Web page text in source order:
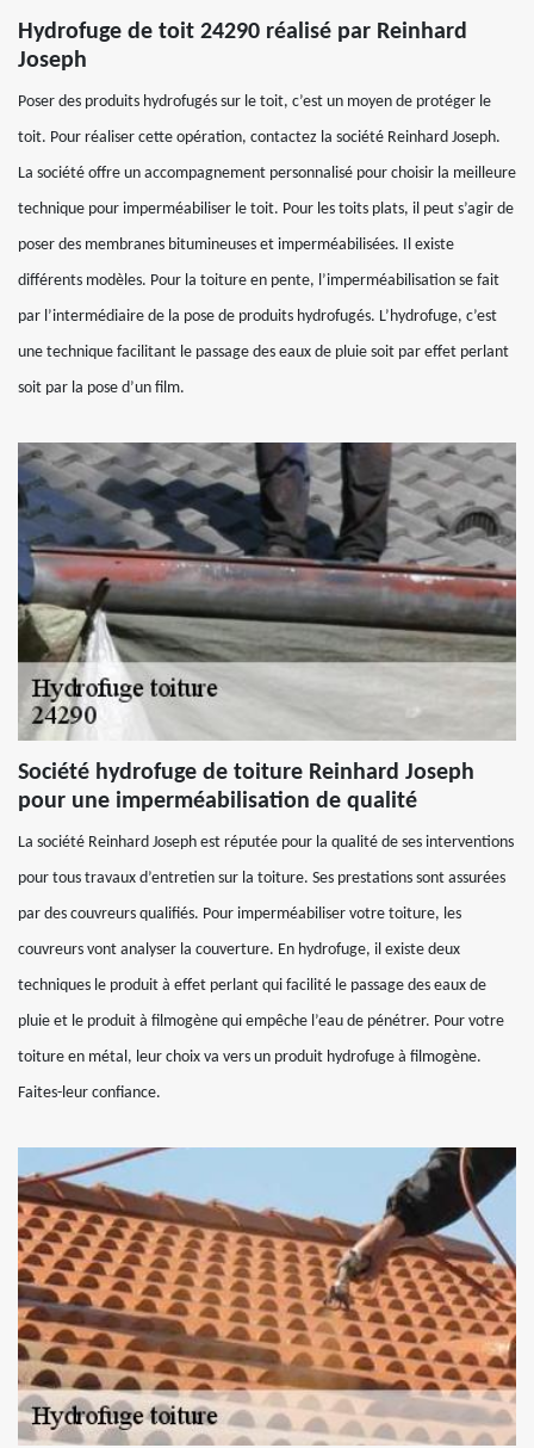
Hydrofuge de toit 24290 réalisé par Reinhard
Joseph
Poser des produits hydrofugés sur le toit, c’est un moyen de protéger le
toit. Pour réaliser cette opération, contactez la société Reinhard Joseph.
La société offre un accompagnement personnalisé pour choisir la meilleure
technique pour imperméabiliser le toit. Pour les toits plats, il peut s’agir de
poser des membranes bitumineuses et imperméabilisées. Il existe
différents modèles. Pour la toiture en pente, l’imperméabilisation se fait
par l’intermédiaire de la pose de produits hydrofugés. L’hydrofuge, c’est
une technique facilitant le passage des eaux de pluie soit par effet perlant
soit par la pose d’un film.
Société hydrofuge de toiture Reinhard Joseph
pour une imperméabilisation de qualité
La société Reinhard Joseph est réputée pour la qualité de ses interventions
pour tous travaux d’entretien sur la toiture. Ses prestations sont assurées
par des couvreurs qualifiés. Pour imperméabiliser votre toiture, les
couvreurs vont analyser la couverture. En hydrofuge, il existe deux
techniques le produit à effet perlant qui facilité le passage des eaux de
pluie et le produit à filmogène qui empêche l’eau de pénétrer. Pour votre
toiture en métal, leur choix va vers un produit hydrofuge à filmogène.
Faites-leur confiance.